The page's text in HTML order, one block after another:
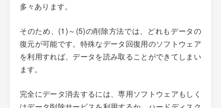
多々あります。
そのため、(1)～(5)の削除方法では、どれもデータの
復元が可能です。特殊なデータ回復用のソフトウェア
を利用すれば、データを読み取ることができてしまい
ます。
完全にデータ消去するには、専用ソフトウェアもしく